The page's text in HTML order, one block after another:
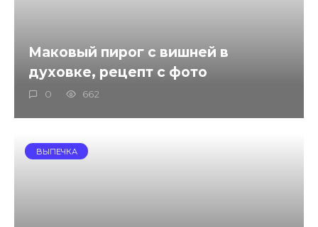
Маковый пирог с вишней в
духовке, рецепт с фото
0 662
ВЫПЕЧКА